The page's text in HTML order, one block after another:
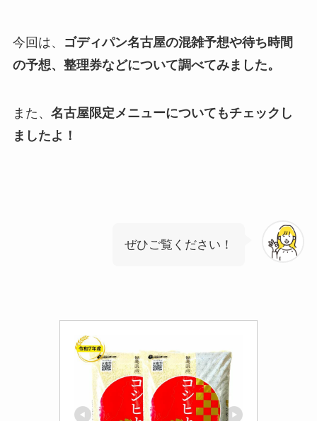
今回は、
ゴディパン名古屋の混雑予想や待ち時間
の予想、整理券などについて調べてみました。
また、 名古屋限定メニューについてもチェックし
ましたよ！
ぜひご覧ください！